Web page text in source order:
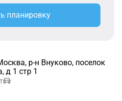
планировку
р-н Внуково, поселок
д 1 стр 1